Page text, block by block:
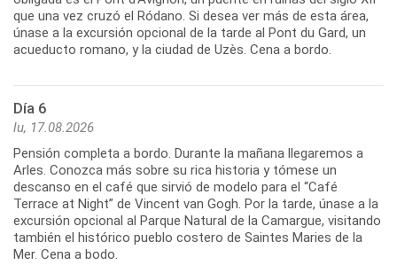
que una vez cruzó el Ródano. Si desea ver más de esta área,
únase a la excursión opcional de la tarde al Pont du Gard, un
acueducto romano, y la ciudad de Uzès. Cena a bordo.
Día 6
lu, 17.08.2026
Pensión completa a bordo. Durante la mañana llegaremos a
Arles. Conozca más sobre su rica historia y tómese un
descanso en el café que sirvió de modelo para el “Café
Terrace at Night” de Vincent van Gogh. Por la tarde, únase a la
excursión opcional al Parque Natural de la Camargue, visitando
también el histórico pueblo costero de Saintes Maries de la
Mer. Cena a bodo.